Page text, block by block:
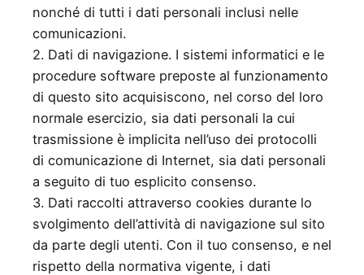
nonché di tutti i dati personali inclusi nelle
comunicazioni.
2. Dati di navigazione. I sistemi informatici e le
procedure software preposte al funzionamento
di questo sito acquisiscono, nel corso del loro
normale esercizio, sia dati personali la cui
trasmissione è implicita nell’uso dei protocolli
di comunicazione di Internet, sia dati personali
a seguito di tuo esplicito consenso.
3. Dati raccolti attraverso cookies durante lo
svolgimento dell’attività di navigazione sul sito
da parte degli utenti. Con il tuo consenso, e nel
rispetto della normativa vigente, i dati